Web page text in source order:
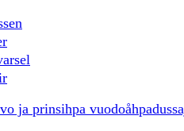
ja prinsihpa